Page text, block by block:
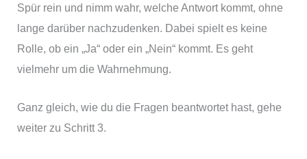
Spür rein und nimm wahr, welche Antwort kommt, ohne
lange darüber nachzudenken. Dabei spielt es keine
Rolle, ob ein „Ja“ oder ein „Nein“ kommt. Es geht
vielmehr um die Wahrnehmung.
Ganz gleich, wie du die Fragen beantwortet hast, gehe
weiter zu Schritt 3.